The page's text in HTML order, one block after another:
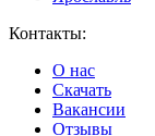
Контакты:
О нас
Скачать
Вакансии
Отзывы